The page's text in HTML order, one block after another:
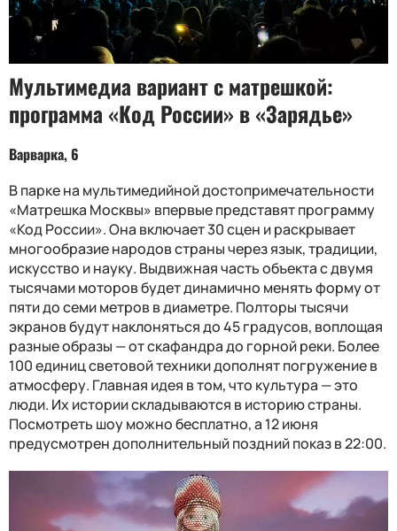
Мультимедиа вариант с матрешкой:
программа «Код России» в «Зарядье»
Варварка, 6
В парке на мультимедийной достопримечательности
«Матрешка Москвы» впервые представят программу
«Код России». Она включает 30 сцен и раскрывает
многообразие народов страны через язык, традиции,
искусство и науку. Выдвижная часть объекта с двумя
тысячами моторов будет динамично менять форму от
пяти до семи метров в диаметре. Полторы тысячи
экранов будут наклоняться до 45 градусов, воплощая
разные образы — от скафандра до горной реки. Более
100 единиц световой техники дополнят погружение в
атмосферу. Главная идея в том, что культура — это
люди. Их истории складываются в историю страны.
Посмотреть шоу можно бесплатно, а 12 июня
предусмотрен дополнительный поздний показ в 22:00.